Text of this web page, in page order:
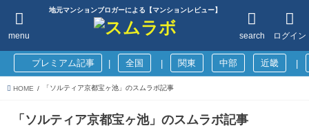
地元マンションブロガーによる【マンションレビュー】
ログイン
search
menu
プレミアム記事 全国 関東 中部 近畿
HOME 「ソルティア京都宝ヶ池」のスムラボ記事
「ソルティア京都宝ヶ池」のスムラボ記事